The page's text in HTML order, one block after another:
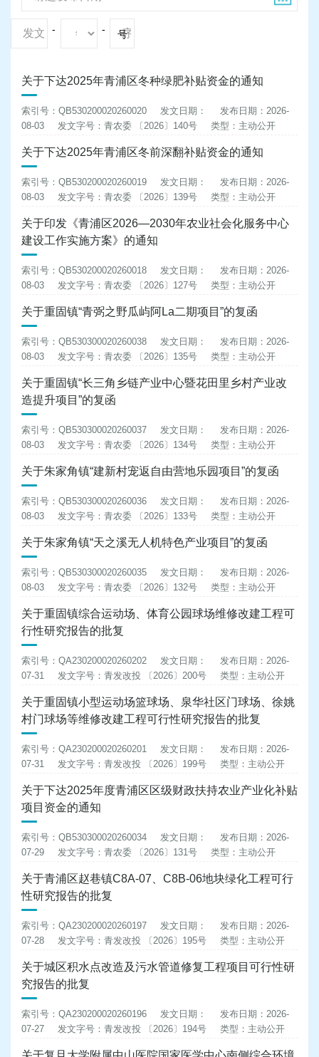
- - 号
关于下达2025年青浦区冬种绿肥补贴资金的通知
索引号：QB530200020260020 发文日期：
发布日期：2026-
08-03
发文字号：青农委 〔2026〕140号 类型：主动公开
关于下达2025年青浦区冬前深翻补贴资金的通知
索引号：QB530200020260019 发文日期：
发布日期：2026-
08-03
发文字号：青农委 〔2026〕139号 类型：主动公开
关于印发《青浦区2026—2030年农业社会化服务中心
建设工作实施方案》的通知
索引号：QB530200020260018 发文日期：
发布日期：2026-
08-03
发文字号：青农委 〔2026〕127号 类型：主动公开
关于重固镇“青弼之野瓜屿阿La二期项目”的复函
索引号：QB530300020260038 发文日期：
发布日期：2026-
08-03
发文字号：青农委 〔2026〕135号 类型：主动公开
关于重固镇“长三角乡链产业中心暨花田里乡村产业改
造提升项目”的复函
索引号：QB530300020260037 发文日期：
发布日期：2026-
08-03
发文字号：青农委 〔2026〕134号 类型：主动公开
关于朱家角镇“建新村宠返自由营地乐园项目”的复函
索引号：QB530300020260036 发文日期：
发布日期：2026-
08-03
发文字号：青农委 〔2026〕133号 类型：主动公开
关于朱家角镇“天之溪无人机特色产业项目”的复函
索引号：QB530300020260035 发文日期：
发布日期：2026-
08-03
发文字号：青农委 〔2026〕132号 类型：主动公开
关于重固镇综合运动场、体育公园球场维修改建工程可
行性研究报告的批复
索引号：QA230200020260202 发文日期：
发布日期：2026-
07-31
发文字号：青发改投 〔2026〕200号 类型：主动公开
关于重固镇小型运动场篮球场、泉华社区门球场、徐姚
村门球场等维修改建工程可行性研究报告的批复
索引号：QA230200020260201 发文日期：
发布日期：2026-
07-31
发文字号：青发改投 〔2026〕199号 类型：主动公开
关于下达2025年度青浦区区级财政扶持农业产业化补贴
项目资金的通知
索引号：QB530300020260034 发文日期：
发布日期：2026-
07-29
发文字号：青农委 〔2026〕131号 类型：主动公开
关于青浦区赵巷镇C8A-07、C8B-06地块绿化工程可行
性研究报告的批复
索引号：QA230200020260197 发文日期：
发布日期：2026-
07-28
发文字号：青发改投 〔2026〕195号 类型：主动公开
关于城区积水点改造及污水管道修复工程项目可行性研
究报告的批复
索引号：QA230200020260196 发文日期：
发布日期：2026-
07-27
发文字号：青发改投 〔2026〕194号 类型：主动公开